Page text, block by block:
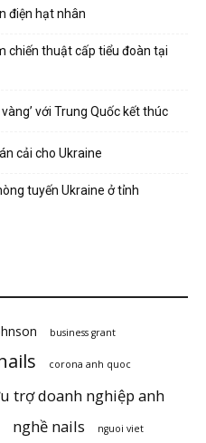
điện hạt nhân
chiến thuật cấp tiểu đoàn tại
với Trung Quốc kết thúc
cải cho Ukraine
tuyến Ukraine ở tỉnh
business grant
corona anh quoc
trợ doanh nghiệp anh
nghề nails nguoi viet